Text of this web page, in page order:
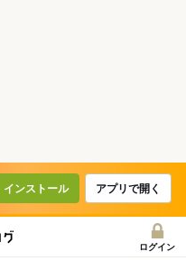
インストール アプリで開く
ログイン